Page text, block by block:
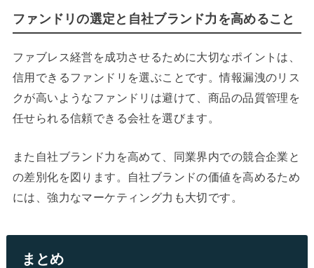
ファンドリの選定と自社ブランド力を高めること
ファブレス経営を成功させるために大切なポイントは、
信用できるファンドリを選ぶことです。情報漏洩のリス
クが高いようなファンドリは避けて、商品の品質管理を
任せられる信頼できる会社を選びます。
また自社ブランド力を高めて、同業界内での競合企業と
の差別化を図ります。自社ブランドの価値を高めるため
には、強力なマーケティング力も大切です。
まとめ